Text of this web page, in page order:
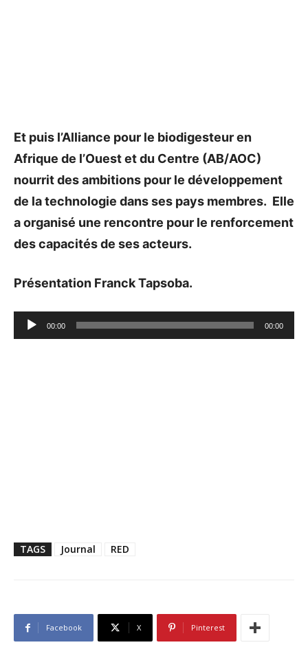
Et puis l’Alliance pour le biodigesteur en
Afrique de l’Ouest et du Centre (AB/AOC)
nourrit des ambitions pour le développement
de la technologie dans ses pays membres. Elle
a organisé une rencontre pour le renforcement
des capacités de ses acteurs.
Présentation Franck Tapsoba.
Lecteur
audio
00:00 00:00
TAGS Journal RED
Facebook X Pinterest